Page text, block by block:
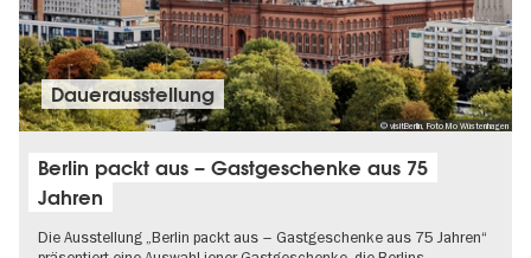
© visitBerlin, Foto Mo Wüstenhagen
Dauer­aus­stel­lung
Berlin packt aus – Gastgeschenke aus 75
Jahren
Die Ausstellung „Berlin packt aus – Gastgeschenke aus 75 Jahren“